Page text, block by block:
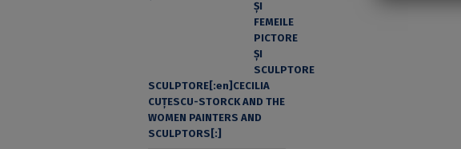
SCULPTORE[:en]CECILIA
CUŢESCU-STORCK AND THE
WOMEN PAINTERS AND
SCULPTORS[:]